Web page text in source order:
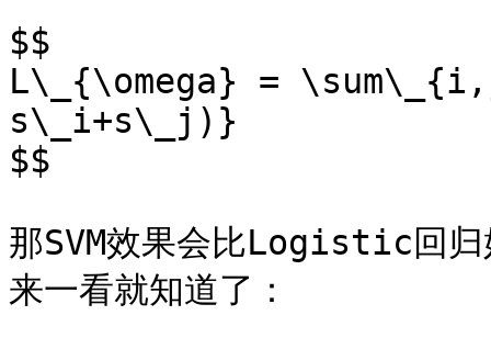
$$
L\_{\omega} =
s\_i+s\_j)}
$$
那SVM效果会比Logistic回归
来一看就知道了：